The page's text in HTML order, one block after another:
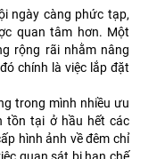
ngày càng phức tạp,
quan tâm hơn. Một
rộng rãi nhằm nâng
chính là việc lắp đặt
trong mình nhiều ưu
tồn tại ở hầu hết các
hình ảnh về đêm chỉ